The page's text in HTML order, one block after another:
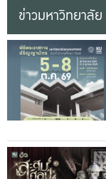
ข่าวมหาวิทยาลัย